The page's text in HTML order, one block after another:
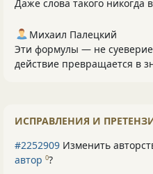
Даже слова такого никогда
Михаил Палецкий
Эти формулы — не
действие превращается в
ИСПРАВЛЕНИЯ И
#2252909 Изменить
автор 0?